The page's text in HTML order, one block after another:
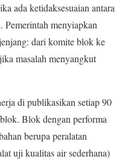
ada ketidaksesuaian antara
Pemerintah menyiapkan
dari komite blok ke
masalah menyangkut
di publikasikan setiap 90
Blok dengan performa
berupa peralatan
uji kualitas air sederhana)